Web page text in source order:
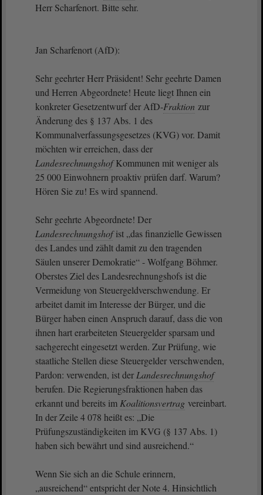
Herr Scharfenort. Bitte sehr.
Jan Scharfenort (AfD):
Sehr geehrter Herr Präsident! Sehr geehrte Damen
und Herren Abgeordnete! Heute liegt Ihnen ein
konkreter Gesetzentwurf der AfD-Fraktion zur
Änderung des § 137 Abs. 1 des
Kommunalverfassungsgesetzes (KVG) vor. Damit
möchten wir erreichen, dass der
LandesrechnungshofKommunen mit weniger als
25 000 Einwohnern proaktiv prüfen darf. Warum?
Hören Sie zu! Es wird spannend.
Sehr geehrte Abgeordnete! Der
Landesrechnungshofist „das finanzielle Gewissen
des Landes und zählt damit zu den tragenden
Säulen unserer Demokratie“ - Wolfgang Böhmer.
Oberstes Ziel des Landesrechnungshofs ist die
Vermeidung von Steuergeldverschwendung. Er
arbeitet damit im Interesse der Bürger, und die
Bürger haben einen Anspruch darauf, dass die von
ihnen hart erarbeiteten Steuergelder sparsam und
sachgerecht eingesetzt werden. Zur Prüfung, wie
staatliche Stellen diese Steuergelder verschwenden,
Pardon: verwenden, ist der Landesrechnungshof
berufen. Die Regierungsfraktionen haben das
erkannt und bereits im Koalitionsvertrag vereinbart.
In der Zeile 4 078 heißt es: „Die
Prüfungszuständigkeiten im KVG (§ 137 Abs. 1)
haben sich bewährt und sind ausreichend.“
Wenn Sie sich an die Schule erinnern,
„ausreichend“ entspricht der Note 4. Hinsichtlich